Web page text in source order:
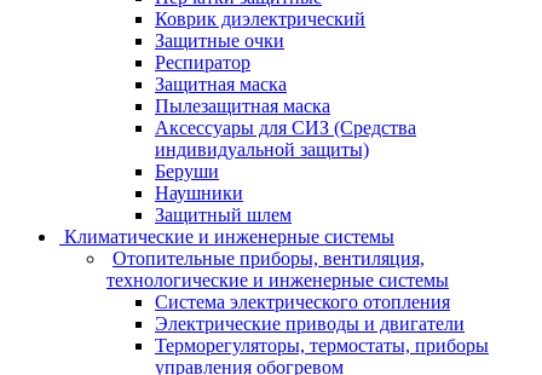
Коврик диэлектрический
Защитные очки
Респиратор
Защитная маска
Пылезащитная маска
Аксессуары для СИЗ (Средства
индивидуальной защиты)
Беруши
Наушники
Защитный шлем
Климатические и инженерные системы
Отопительные приборы, вентиляция,
технологические и инженерные системы
Система электрического отопления
Электрические приводы и двигатели
Терморегуляторы, термостаты, приборы
управления обогревом